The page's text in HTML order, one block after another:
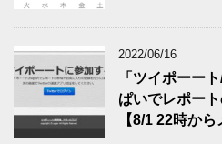
2022/06/16
「ツイポーー
ぱいでレポー
【8/1 22時から